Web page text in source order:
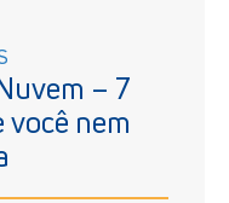
– 7
nem